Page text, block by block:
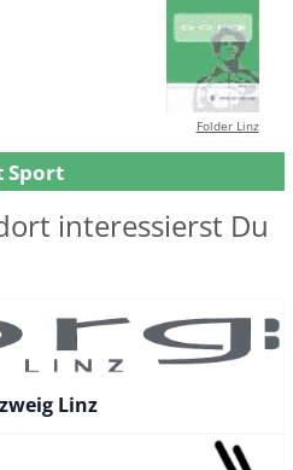
Folder Linz
Sport
interessierst Du
Linz